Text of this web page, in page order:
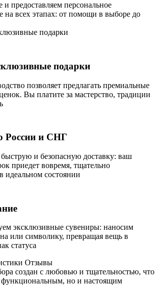
предоставляем персональное
на всех этапах: от помощи в выборе до
подарки
позволяет предлагать премиальные
Вы платите за мастерство, традиции
России и СНГ
и безопасную доставку: ваш
приедет вовремя, тщательно
идеальном состоянии
эксклюзивные сувениры: наносим
или символику, превращая вещь в
статуса
Отзывы
создан с любовью и тщательностью, что
функциональным, но и настоящим